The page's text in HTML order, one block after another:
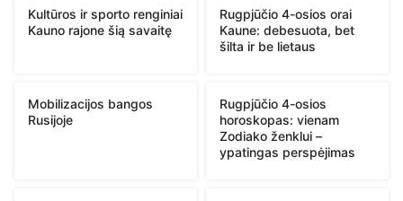
Kultūros ir sporto renginiai
Kauno rajone šią savaitę
Rugpjūčio 4-osios orai
Kaune: debesuota, bet
šilta ir be lietaus
Mobilizacijos bangos
Rusijoje
Rugpjūčio 4-osios
horoskopas: vienam
Zodiako ženklui –
ypatingas perspėjimas